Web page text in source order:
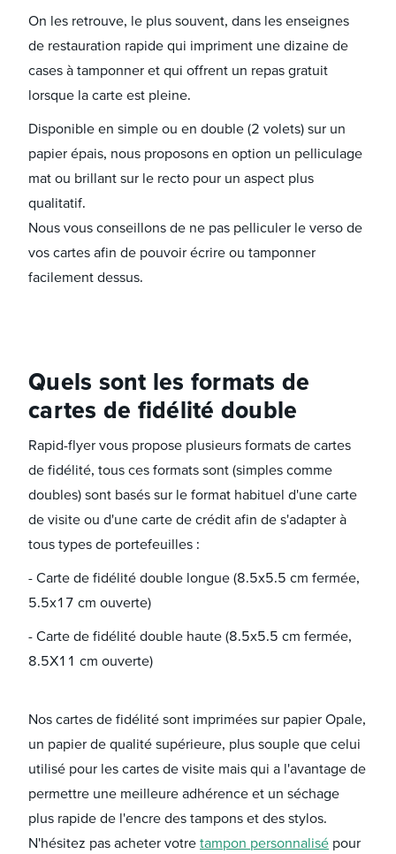
On les retrouve, le plus souvent, dans les enseignes
de restauration rapide qui impriment une dizaine de
cases à tamponner et qui offrent un repas gratuit
lorsque la carte est pleine.
Disponible en simple ou en double (2 volets) sur un
papier épais, nous proposons en option un pelliculage
mat ou brillant sur le recto pour un aspect plus
qualitatif.
Nous vous conseillons de ne pas pelliculer le verso de
vos cartes afin de pouvoir écrire ou tamponner
facilement dessus.
Quels sont les formats de
cartes de fidélité double
Rapid-flyer vous propose plusieurs formats de cartes
de fidélité, tous ces formats sont (simples comme
doubles) sont basés sur le format habituel d'une carte
de visite ou d'une carte de crédit afin de s'adapter à
tous types de portefeuilles :
- Carte de fidélité double longue (8.5x5.5 cm fermée,
5.5x17 cm ouverte)
- Carte de fidélité double haute (8.5x5.5 cm fermée,
8.5X11 cm ouverte)
Nos cartes de fidélité sont imprimées sur papier Opale,
un papier de qualité supérieure, plus souple que celui
utilisé pour les cartes de visite mais qui a l'avantage de
permettre une meilleure adhérence et un séchage
plus rapide de l'encre des tampons et des stylos.
N'hésitez pas acheter votre tampon personnalisé pour